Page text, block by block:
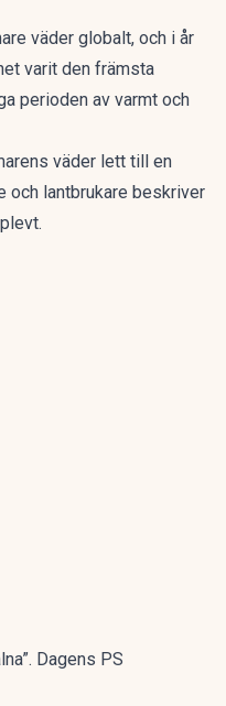
väder globalt, och i år
varit den främsta
perioden av varmt och
väder lett till en
och lantbrukare beskriver
Dagens PS